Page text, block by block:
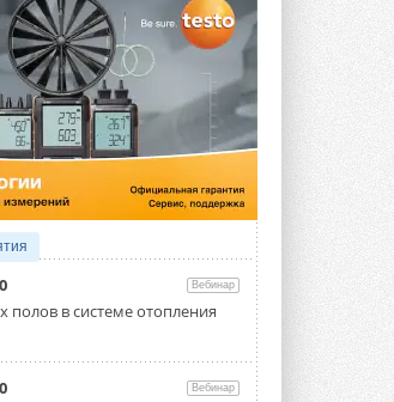
тепловой насос PV/T
общим испарителем
предложили
двухисточникового ...
2026
ежегодный форум
2026»
пройдет 2-3 сентября в
Radisson Slavyanskaya. Форум
более двух тысяч участников ...
2026
Shenling представила
вода» на R290
ThermaX R290 All-In-One
три модели ...
Вебинар
полов в системе отопления
Вебинар